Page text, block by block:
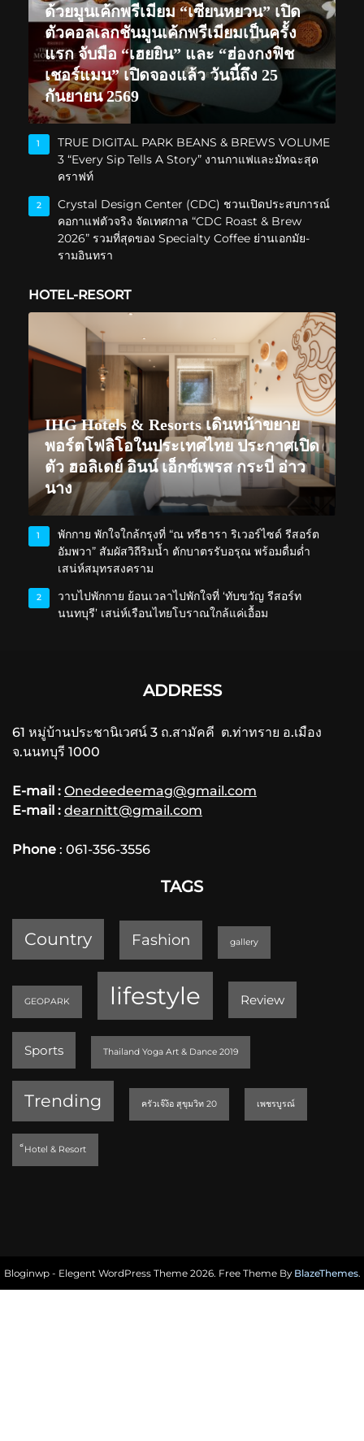
ด้วยมูนเค้กพรีเมียม “เซียนหยวน” เปิด
ตัวคอลเลกชันมูนเค้กพรีเมียมเป็นครั้ง
แรก จับมือ “เฮยยิน” และ “ฮ่องกงฟิช
เชอร์แมน” เปิดจองแล้ว วันนี้ถึง 25
กันยายน 2569
1
TRUE DIGITAL PARK BEANS & BREWS VOLUME
3 “Every Sip Tells A Story” งานกาแฟและมัทฉะสุด
คราฟท์
2
Crystal Design Center (CDC) ชวนเปิดประสบการณ์
คอกาแฟตัวจริง จัดเทศกาล “CDC Roast & Brew
2026” รวมที่สุดของ Specialty Coffee ย่านเอกมัย-
รามอินทรา
HOTEL-RESORT
IHG Hotels & Resorts เดินหน้าขยาย
พอร์ตโฟลิโอในประเทศไทย ประกาศเปิด
ตัว ฮอลิเดย์ อินน์ เอ็กซ์เพรส กระบี่ อ่าว
นาง
1
พักกาย พักใจใกล้กรุงที่ “ณ ทรีธารา ริเวอร์ไซด์ รีสอร์ต
อัมพวา” สัมผัสวิถีริมน้ำ ตักบาตรรับอรุณ พร้อมดื่มด่ำ
เสน่ห์สมุทรสงคราม
2
วาบไปพักกาย ย้อนเวลาไปพักใจที่ ‘ทับขวัญ รีสอร์ท
นนทบุรี’ เสน่ห์เรือนไทยโบราณใกล้แค่เอื้อม
ADDRESS
61 หมู่บ้านประชานิเวศน์ 3 ถ.สามัคคี ต.ท่าทราย อ.เมือง
จ.นนทบุรี 1000
E-mail : Onedeedeemag@gmail.com
E-mail : dearnitt@gmail.com
Phone : 061-356-3556
TAGS
Country Fashion gallery
GEOPARK lifestyle Review
Sports Thailand Yoga Art & Dance 2019
Trending ครัวเจ๊ง้อ สุขุมวิท 20 เพชรบูรณ์
็Hotel & Resort
Bloginwp - Elegent WordPress Theme 2026. Free Theme By BlazeThemes.